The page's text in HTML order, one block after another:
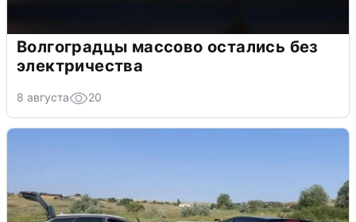
Волгоградцы массово остались без
электричества
8 августа 20